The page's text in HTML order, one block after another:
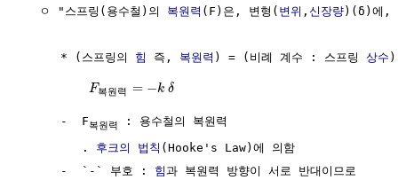
  ㅇ "스프링(용수철)의
복원력 (F)은, 변형( 변위 , 신장량)(δ)에,
     * (스프링의
힘 즉, 복원력 ) = (비례 계수 : 스프링 상수
F복원력 = −k δ
     -  F
복원력 : 용수철의 복원력
        .
후크의 법칙 (Hooke's Law)에 의함
     -  `-` 부호 :
힘과 복원력 방향이 서로 반대이므로